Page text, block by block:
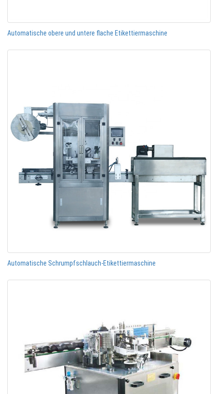
Automatische obere und untere flache Etikettiermaschine
Automatische Schrumpfschlauch-Etikettiermaschine